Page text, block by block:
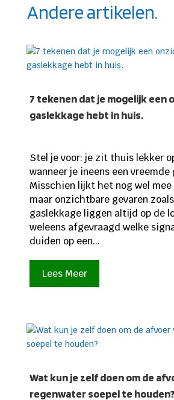
Andere artikelen.
7 tekenen dat je mogelijk een
gaslekkage hebt in huis.
Stel je voor: je zit thuis lekker
wanneer je ineens een
Misschien lijkt het nog wel mee
maar onzichtbare gevaren
gaslekkage liggen altijd op de
weleens afgevraagd welke
duiden op een...
Lees Meer
Wat kun je zelf doen om de
regenwater soepel te houden?